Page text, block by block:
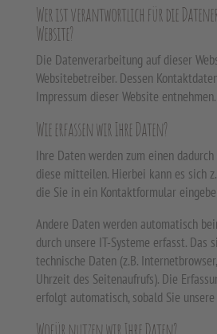
Wer ist verantwortlich für die
Website?
Die Datenverarbeitung auf dieser
Websitebetreiber. Dessen
Impressum dieser Website entnehmen.
Wie erfassen wir Ihre Daten?
Ihre Daten werden zum einen dadurch
diese mitteilen. Hierbei kann es sich
die Sie in ein Kontaktformular
Andere Daten werden automatisch
durch unsere IT-Systeme erfasst. Das
technische Daten (z.B.
Uhrzeit des Seitenaufrufs). Die
erfolgt automatisch, sobald Sie